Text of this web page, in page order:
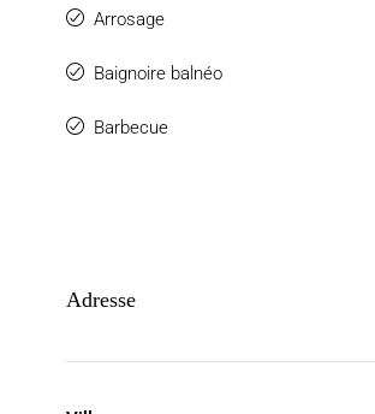
Arrosage
Baignoire balnéo
Barbecue
Adresse